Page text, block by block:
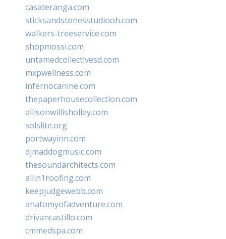
casateranga.com
sticksandstonesstudiooh.com
walkers-treeservice.com
shopmossi.com
untamedcollectivesd.com
mxpwellness.com
infernocanine.com
thepaperhousecollection.com
allisonwillisholley.com
solslite.org
portwayinn.com
djmaddogmusic.com
thesoundarchitects.com
allin1roofing.com
keepjudgewebb.com
anatomyofadventure.com
drivancastillo.com
cmmedspa.com